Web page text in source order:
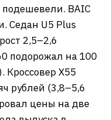
BAIC
Седан U5 Plus
2,5–2,6
подорожал на 100
Кроссовер X55
рублей (3,8–5,6
цены на две